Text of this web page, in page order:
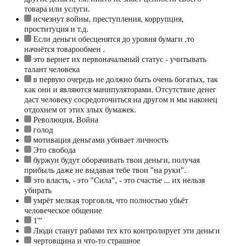
товара или услуги.
исчезнут войны, преступления, коррупция,
проституция и т.д.
Если деньги обесценятся до уровня бумаги ,то
начнётся товарообмен .
это вернет их первоначальный статус - учитывать
талант человека
в первую очередь не должно быть очень богатых, так
как они и являются манипуляторами. Отсутствие денег
даст человеку сосредоточиться на другом и мы наконец
отдохнем от этих злых бумажек.
Революция, Война
голод
мотивация деньгами убивает личность
Это свобода
буржуи будут оборачивать твои деньги, получая
прибыль даже не выдавая тебе твои "на руки".
это власть, - это "Сила", - это счастье ... их нельзя
убирать
умрёт мелкая торговля, что полностью убьёт
человеческое общение
1'"
Люди станут рабами тех кто контролирует эти деньги
чертовщина и что-то страшное